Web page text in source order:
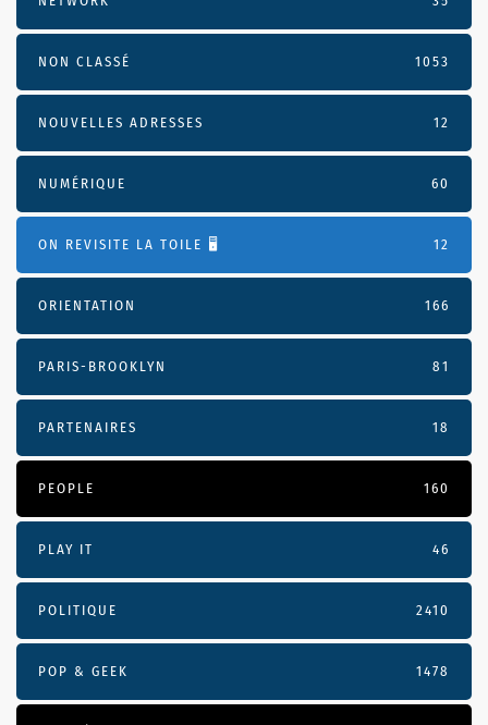
NON CLASSÉ 1053
NOUVELLES ADRESSES 12
NUMÉRIQUE 60
ON REVISITE LA TOILE 🖥️ 12
ORIENTATION 166
PARIS-BROOKLYN 81
PARTENAIRES 18
PEOPLE 160
PLAY IT 46
POLITIQUE 2410
POP & GEEK 1478